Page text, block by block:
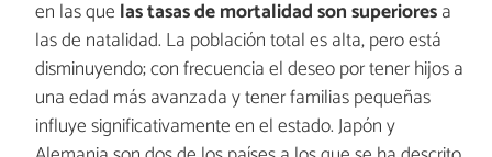
en las que las tasas de mortalidad son superioresa
las de natalidad. La población total es alta, pero está
disminuyendo; con frecuencia el deseo por tener hijos a
una edad más avanzada y tener familias pequeñas
influye significativamente en el estado. Japón y